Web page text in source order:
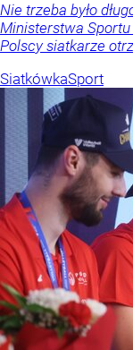
Nie trzeba było
Ministerstwa Sportu
Polscy siatkarze
SiatkówkaSport